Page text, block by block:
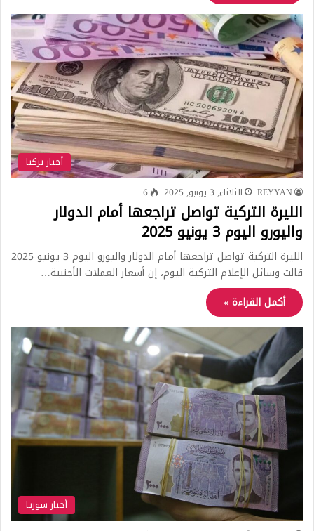
أخبار تركيا
REYYAN الثلاثاء, 3 يونيو, 2025 6
الليرة التركية تواصل تراجعها أمام الدولار
واليورو اليوم 3 يونيو 2025
الليرة التركية تواصل تراجعها أمام الدولار واليورو اليوم 3 يونيو 2025
قالت وسائل الإعلام التركية اليوم، إن أسعار العملات الأجنبية…
أكمل القراءة »
أخبار سوريا